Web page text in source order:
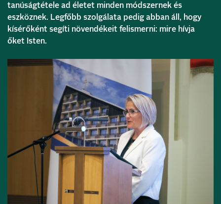
tanúságtétele ad életet minden módszernek és
eszköznek. Legfőbb szolgálata pedig abban áll, hogy
kísérőként segíti növendékeit felismerni: mire hívja
őket Isten.